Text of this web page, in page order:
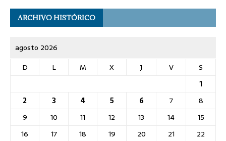
ARCHIVO HISTÓRICO
agosto 2026
D
L M X J V
S
1
2
3 4 5 6 7
8
9
10 11 12 13 14
15
16
17 18 19 20 21
22